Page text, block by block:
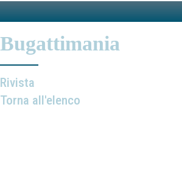
Bugattimania
Rivista
Torna all'elenco